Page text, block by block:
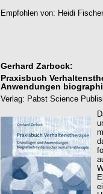
Empfohlen von: Heidi
Gerhard Zarbock:
Praxisbuch
Anwendungen
Verlag: Pabst Science